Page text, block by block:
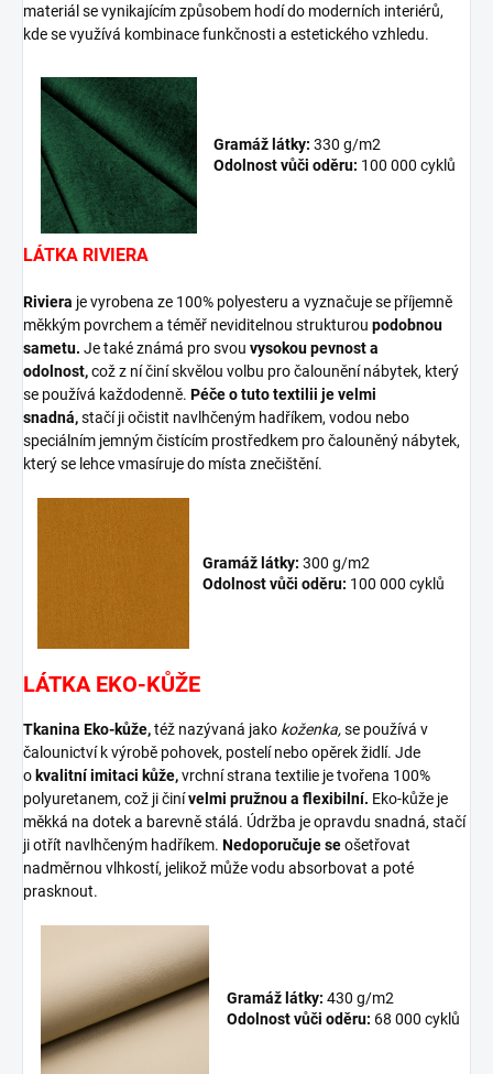
materiál se vynikajícím způsobem hodí do moderních interiérů,
kde se využívá kombinace funkčnosti a estetického vzhledu.
Gramáž látky: 330 g/m2
Odolnost vůči oděru: 100 000 cyklů
LÁTKA RIVIERA
Riviera je vyrobena ze 100% polyesteru a vyznačuje se příjemně
měkkým povrchem a téměř neviditelnou strukturou podobnou
sametu. Je také známá pro svou vysokou pevnost a
odolnost,což z ní činí skvělou volbu pro čalounění nábytek, který
se používá každodenně. Péče o tuto textilii jevelmi
snadná,stačí ji očistit navlhčeným hadříkem, vodou nebo
speciálním jemným čistícím prostředkem pro čalouněný nábytek,
který se lehce vmasíruje do místa znečištění.
Gramáž látky: 300 g/m2
Odolnost vůči oděru: 100 000 cyklů
LÁTKA EKO-KŮŽE
Tkanina Eko-kůže,též nazývaná jako koženka,se používá v
čalounictví k výrobě pohovek, postelí nebo opěrek židlí. Jde
o kvalitní imitaci kůže,vrchní strana textilie je tvořena 100%
polyuretanem, což ji činívelmi pružnou a flexibilní. Eko-kůže je
měkká na dotek a barevně stálá. Údržba je opravdu snadná, stačí
ji otřít navlhčeným hadříkem. Nedoporučuje seošetřovat
nadměrnou vlhkostí, jelikož může vodu absorbovat a poté
prasknout.
Gramáž látky: 430 g/m2
Odolnost vůči oděru: 68 000 cyklů